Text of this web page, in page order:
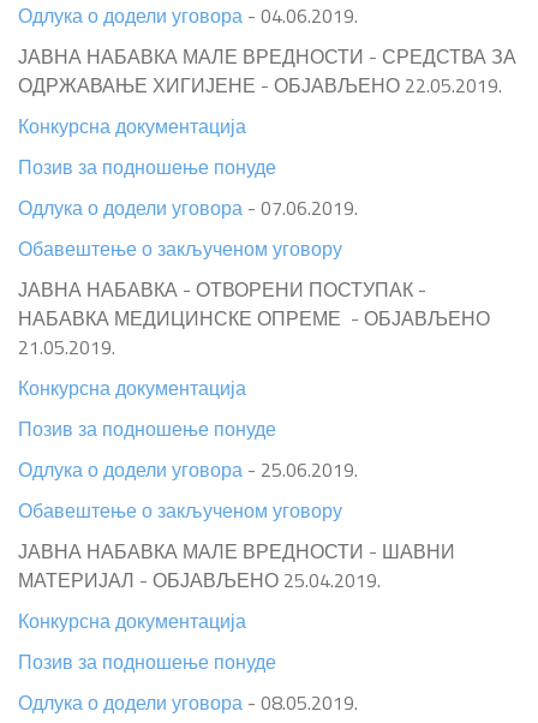
Одлука о додели уговора - 04.06.2019.
ЈАВНА НАБАВКА МАЛЕ ВРЕДНОСТИ - СРЕДСТВА ЗА
ОДРЖАВАЊЕ ХИГИЈЕНЕ - ОБЈАВЉЕНО 22.05.2019.
Конкурсна документација
Позив за подношење понуде
Одлука о додели уговора - 07.06.2019.
Обавештење о закљученом уговору
ЈАВНА НАБАВКА - ОТВОРЕНИ ПОСТУПАК -
НАБАВКА МЕДИЦИНСКЕ ОПРЕМЕ - ОБЈАВЉЕНО
21.05.2019.
Конкурсна документација
Позив за подношење понуде
Одлука о додели уговора - 25.06.2019.
Обавештење о закљученом уговору
ЈАВНА НАБАВКА МАЛЕ ВРЕДНОСТИ - ШАВНИ
МАТЕРИЈАЛ - ОБЈАВЉЕНО 25.04.2019.
Конкурсна документација
Позив за подношење понуде
Одлука о додели уговора - 08.05.2019.